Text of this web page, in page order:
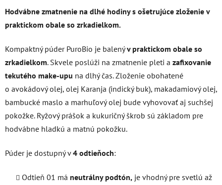
Hodvábne zmatnenie na dlhé hodiny s ošetrujúce zloženie v
praktickom obale so zrkadielkom.
Kompaktný púder PuroBio je balenýv praktickom obale so
zrkadielkom. Skvele poslúži na zmatnenie pleti a zafixovanie
tekutého make-upu na dlhý čas. Zloženie obohatené
o avokádový olej, olej Karanja (indický buk), makadamiový olej,
bambucké maslo a marhuľový olej bude vyhovovať aj suchšej
pokožke. Ryžový prášok a kukuričný škrob sú základom pre
hodvábne hladkú a matnú pokožku.
Púder je dostupný v4 odtieňoch:
Odtieň 01 má neutrálny podtón, je vhodný pre svetlú až